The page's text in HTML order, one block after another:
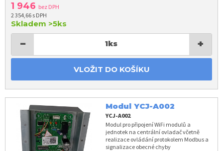
1 946 bez DPH
2 354,66 s DPH
Skladem >5ks
− 1ks +
VLOŽIT DO KOŠÍKU
Modul YCJ-A002
YCJ-A002
Modul pro připojení WiFi modulů a
jednotek na centrální ovladač včetně
realizace ovládání protokolem Modbus a
signalizace obecné chyby